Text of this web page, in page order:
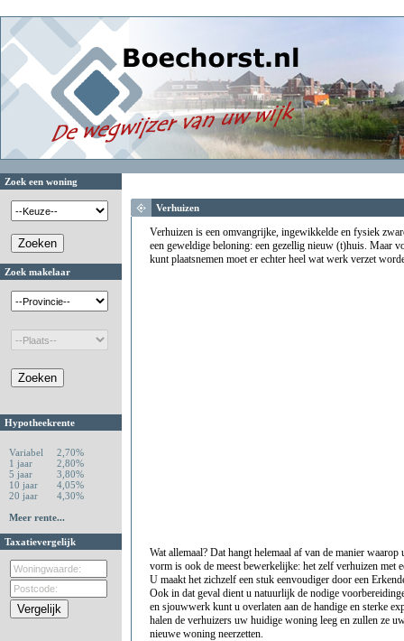
Zoek een woning
Zoek makelaar
Hypotheekrente
Variabel
2,70%
1 jaar
2,80%
5 jaar
3,80%
10 jaar
4,05%
20 jaar
4,30%
Meer rente...
Taxatievergelijk
Verhuizen
Verhuizen is een omvangrijke, ingewikkelde en fysiek
een geweldige beloning: een gezellig nieuw (t)huis. Maar
kunt plaatsnemen moet er echter heel wat werk verzet
Wat allemaal? Dat hangt helemaal af van de manier waarop
vorm is ook de meest bewerkelijke: het zelf verhuizen met
U maakt het zichzelf een stuk eenvoudiger door een
Ook in dat geval dient u natuurlijk de nodige
en sjouwwerk kunt u overlaten aan de handige en sterke
halen de verhuizers uw huidige woning leeg en zullen ze
nieuwe woning neerzetten.